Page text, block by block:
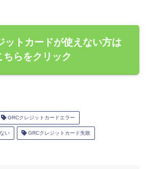
ットカードが使えない方は
ちらをクリック
GRCクレジットカードエラー
い GRCクレジットカード失敗